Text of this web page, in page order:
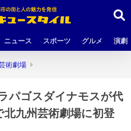
ニュース スポーツ グルメ 演劇
術劇場
パゴスダイナモスが代
九州芸術劇場に初登